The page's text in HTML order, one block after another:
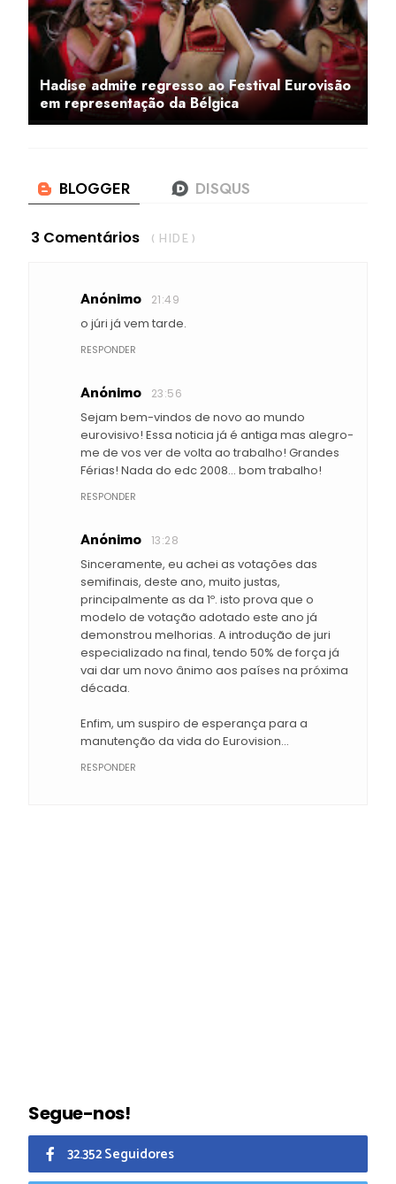
Hadise admite regresso ao Festival Eurovisão
em representação da Bélgica
3 Comentários ( HIDE )
Anónimo 21:49
o júri já vem tarde.
RESPONDER
Anónimo 23:56
Sejam bem-vindos de novo ao mundo
eurovisivo! Essa noticia já é antiga mas alegro-
me de vos ver de volta ao trabalho! Grandes
Férias! Nada do edc 2008... bom trabalho!
RESPONDER
Anónimo 13:28
Sinceramente, eu achei as votações das
semifinais, deste ano, muito justas,
principalmente as da 1º. isto prova que o
modelo de votação adotado este ano já
demonstrou melhorias. A introdução de juri
especializado na final, tendo 50% de força já
vai dar um novo ânimo aos países na próxima
década.
Enfim, um suspiro de esperança para a
manutenção da vida do Eurovision...
RESPONDER
Segue-nos!
32.352 Seguidores